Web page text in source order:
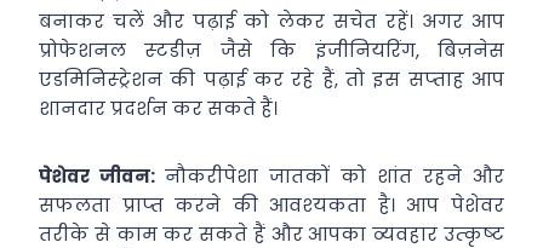
बनाकर चलें और पढ़ाई को लेकर सचेत रहें। अगर आप
प्रोफेशनल स्‍टडीज़ जैसे कि इंजीनियरिंग, बिज़नेस
एडमिनिस्‍ट्रेशन की पढ़ाई कर रहे हैं, तो इस सप्‍ताह आप
शानदार प्रदर्शन कर सकते हैं।
पेशेवर जीवन: नौकरीपेशा जातकों को शांत रहने और
सफलता प्राप्‍त करने की आवश्‍यकता है। आप पेशेवर
तरीके से काम कर सकते हैं और आपका व्‍यव‍हार उत्‍कृष्‍ट